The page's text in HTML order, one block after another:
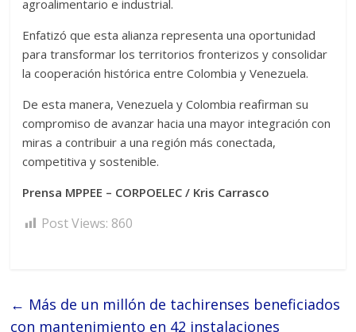
agroalimentario e industrial.
Enfatizó que esta alianza representa una oportunidad
para transformar los territorios fronterizos y consolidar
la cooperación histórica entre Colombia y Venezuela.
De esta manera, Venezuela y Colombia reafirman su
compromiso de avanzar hacia una mayor integración con
miras a contribuir a una región más conectada,
competitiva y sostenible.
Prensa MPPEE – CORPOELEC / Kris Carrasco
Post Views: 860
← Más de un millón de tachirenses beneficiados
con mantenimiento en 42 instalaciones